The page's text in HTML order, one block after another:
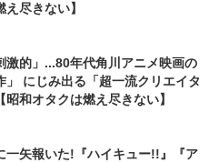
尽きない】
激的」...80年代角川アニメ映画の
」 にじみ出る「超一流クリエイタ
昭和オタクは燃え尽きない】
一矢報いた!『ハイキュー!!』『ア